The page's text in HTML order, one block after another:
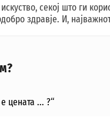
секој што ги
здравје. И,
цената ... ?“